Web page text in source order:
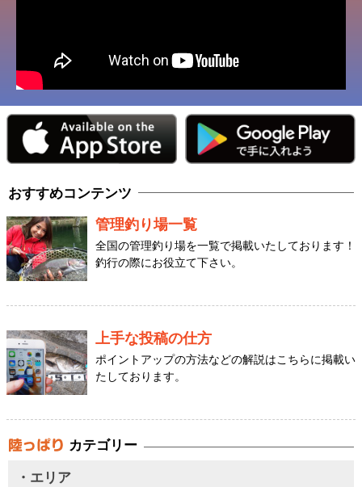
おすすめコンテンツ
管理釣り場一覧
全国の管理釣り場を一覧で掲載いたしております！
釣行の際にお役立て下さい。
上手な投稿の仕方
ポイントアップの方法などの解説はこちらに掲載い
たしております。
カテゴリー
・エリア